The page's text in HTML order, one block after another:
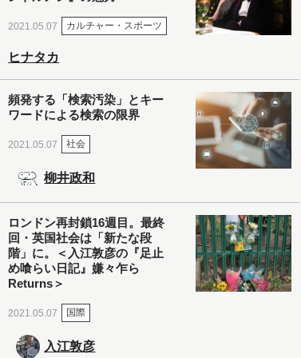
2021.05.07 カルチャー・スポーツ
ヒナタカ
頻発する「検索汚染」とキー
ワードによる検索の限界
2021.05.07 社会
柳井政和
ロンドン再封鎖16週目。最終
回・英国社会は「新たな段
階」に。＜入江敦彦の『足止
め喰らい日記』嫌々乍ら
Returns＞
2021.05.07 国際
入江敦彦